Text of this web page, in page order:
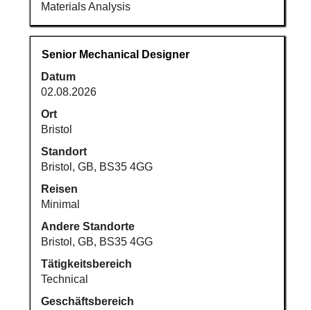
Materials Analysis
Stellenbezeichnung
Senior Mechanical Designer
Datum
02.08.2026
Ort
Bristol
Standort
Bristol, GB, BS35 4GG
Reisen
Minimal
Andere Standorte
Bristol, GB, BS35 4GG
Tätigkeitsbereich
Technical
Geschäftsbereich
Drücken
Sie
die
Leertaste,
um
die
Stelleninformationen
vollständig
anzuzeigen.